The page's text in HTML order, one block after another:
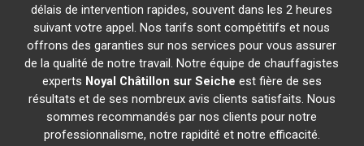
délais de intervention rapides, souvent dans les 2 heures
suivant votre appel. Nos tarifs sont compétitifs et nous
offrons des garanties sur nos services pour vous assurer
de la qualité de notre travail. Notre équipe de chauffagistes
experts Noyal Châtillon sur Seiche est fière de ses
résultats et de ses nombreux avis clients satisfaits. Nous
sommes recommandés par nos clients pour notre
professionnalisme, notre rapidité et notre efficacité.